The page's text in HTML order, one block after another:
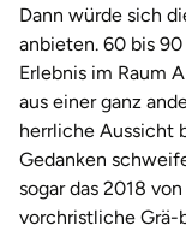
Dann würde sich
anbieten. 60 bis
Erlebnis im Raum
aus einer ganz
herrliche Aussicht
Gedanken
sogar das 2018
vorchristliche
Darmstadt
Deggendorf
Dessau
Dietzenbach
Weimar
sächsische Schweiz